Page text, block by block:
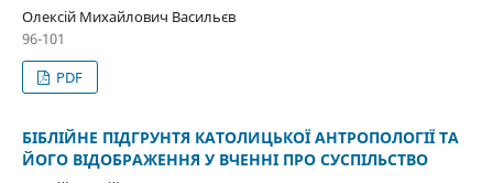
Олексій Михайлович Васильєв
96-101
PDF
БІБЛІЙНЕ ПІДГРУНТЯ КАТОЛИЦЬКОЇ АНТРОПОЛОГІЇ ТА
ЙОГО ВІДОБРАЖЕННЯ У ВЧЕННІ ПРО СУСПІЛЬСТВО